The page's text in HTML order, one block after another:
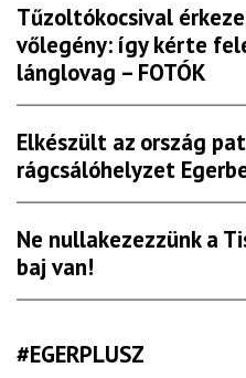
Tűzoltókocsival
vőlegény: így kérte
lánglovag – FOTÓK
Elkészült az ország
rágcsálóhelyzet
Ne nullakezezzünk a
baj van!
#EGERPLUSZ